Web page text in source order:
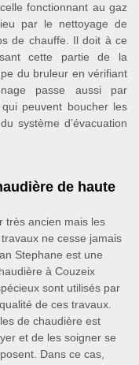
fonctionnant au gaz
par le nettoyage de
de chauffe. Il doit à ce
cette partie de la
du bruleur en vérifiant
passe aussi par
peuvent boucher les
système d’évacuation
de haute
très ancien mais les
ne cesse jamais
Stephane est une
à Couzeix
sont utilisés par
de ces travaux.
de chaudière est
et de les soigner se
Dans ce cas,